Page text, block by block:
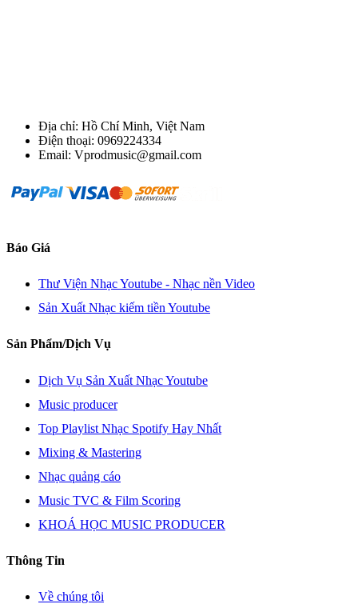
Địa chỉ: Hồ Chí Minh, Việt Nam
Điện thoại: 0969224334
Email: Vprodmusic@gmail.com
Báo Giá
Thư Viện Nhạc Youtube - Nhạc nền Video
Sản Xuất Nhạc kiếm tiền Youtube
Sản Phẩm/Dịch Vụ
Dịch Vụ Sản Xuất Nhạc Youtube
Music producer
Top Playlist Nhạc Spotify Hay Nhất
Mixing & Mastering
Nhạc quảng cáo
Music TVC & Film Scoring
KHOÁ HỌC MUSIC PRODUCER
Thông Tin
Về chúng tôi